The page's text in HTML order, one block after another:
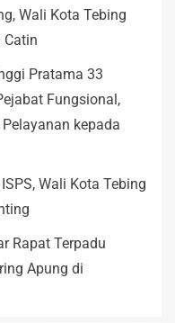
Wali Kota Tebing
Catin
Pratama 33
Fungsional,
kepada
Wali Kota Tebing
Rapat Terpadu
Apung di